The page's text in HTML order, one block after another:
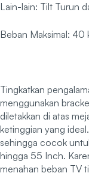
Lain-lain: Tilt Turun
Beban Maksimal: 40
Tingkatkan
menggunakan
diletakkan di atas
ketinggian yang
sehingga cocok
hingga 55 Inch.
menahan beban TV